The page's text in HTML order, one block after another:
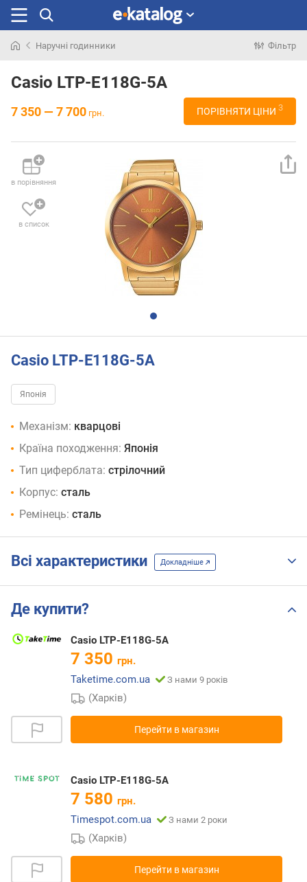
раніше
Наручні годинники Фільтр
Casio LTP-E118G-5A
7 350 — 7 700 грн. ПОРІВНЯТИ ЦІНИ 3
в порівняння
в список
Casio LTP-E118G-5A
Японія
Механізм: кварцові
Країна походження: Японія
Тип циферблата: стрілочний
Корпус: сталь
Ремінець: сталь
Всі характеристики Докладніше
Де купити?
Casio LTP-E118G-5A
7 350 грн.
Taketime.com.ua
З нами 9 років
(Харків)
Перейти в магазин
Casio LTP-E118G-5A
7 580 грн.
Timespot.com.ua
З нами 2 роки
(Харків)
Перейти в магазин